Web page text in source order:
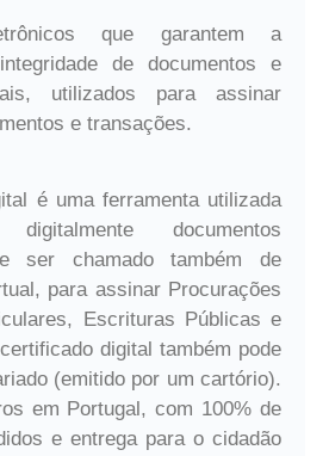
que garantem a
de documentos e
utilizados para assinar
e transações.
é uma ferramenta utilizada
documentos
ser chamado também de
para assinar Procurações
Escrituras Públicas e
digital também pode
(emitido por um cartório).
em Portugal, com 100% de
e entrega para o cidadão